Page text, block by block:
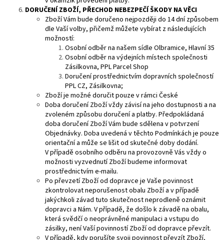
DORUČENÍZBOŽÍ, PŘECHOD NEBEZPEČÍ ŠKODY NA VĚCI
Zboží Vám bude doručeno nejpozději do 14 dní způsobem
dle Vaší volby, přičemž můžete vybírat z následujících
možností:
Osobní odběr na našem sídle Olbramice, Hlavní 35
Osobní odběr na výdejních místech společnosti
Zásilkovna, PPL Parcel Shop
Doručení prostřednictvím dopravních společností
PPL CZ, Zásilkovna;
Zboží je možné doručit pouze v rámci České
Doba doručení Zboží vždy závisí na jeho dostupnosti a na
zvoleném způsobu doručení a platby. Předpokládaná
doba doručení Zboží Vám bude sdělena v potvrzení
Objednávky. Doba uvedená v těchto Podmínkách je pouze
orientační a může se lišit od skutečné doby dodání.
V případě osobního odběru na provozovně Vás vždy o
možnosti vyzvednutí Zboží budeme informovat
prostřednictvím e-mailu.
Po převzetí Zboží od dopravce je Vaše povinnost
zkontrolovat neporušenost obalu Zboží a v případě
jakýchkoli závad tuto skutečnost neprodleně oznámit
dopravci a Nám. V případě, že došlo k závadě na obalu,
která svědčí o neoprávněné manipulaci a vstupu do
zásilky, není Vaší povinností Zboží od dopravce převzít.
V případě, kdy porušíte svoji povinnost převzít Zboží,